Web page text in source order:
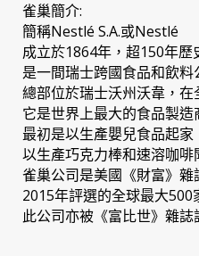
雀巢簡介:
簡稱Nestlé S.A.或Nestlé
成立於1864年，超150年歷
是一間瑞士跨國食品和飲料
總部位於瑞士沃州沃韋，
它是世界上最大的食品製造
最初是以生產嬰兒食品起家
以生產巧克力棒和速溶咖啡
雀巢公司是美國《財富》雜
2015年評選的全球最大
此公司亦被《富比世》雜